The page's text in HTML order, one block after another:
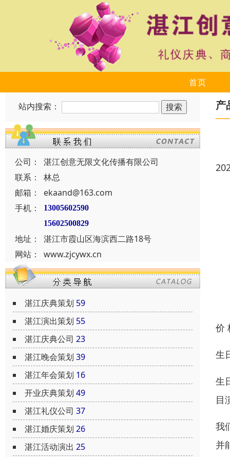
首页
站内搜索：
公司：
湛江创意无限文化传播有限公司
联系：
林总
邮箱：
ekaand@163.com
手机：
13005602590
15602500829
地址：
湛江市霞山区海滨西二路18号
网站：
www.zjcywx.cn
湛江庆典策划 59
湛江演出策划 55
湛江庆典公司 23
湛江晚会策划 39
湛江年会策划 16
开业庆典策划 49
湛江礼仪公司 37
湛江婚庆策划 26
湛江活动演出 25
产
价
生
生
目
我
并